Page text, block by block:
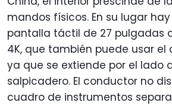
mandos físicos. En su lugar
pantalla táctil de 27 pulgadas
4K, que también puede usar
ya que se extiende por el lado
salpicadero. El conductor no
cuadro de instrumentos